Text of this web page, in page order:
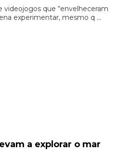
videojogos que “envelheceram
experimentar, mesmo q ...
a explorar o mar